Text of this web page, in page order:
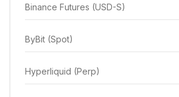
Binance Futures (USD-S)
ByBit (Spot)
Hyperliquid (Perp)